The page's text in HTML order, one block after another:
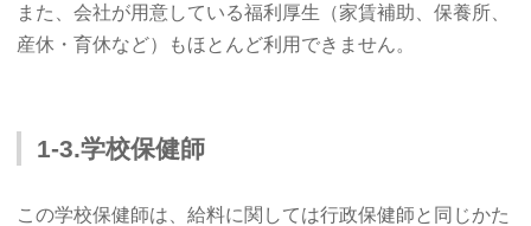
また、会社が用意している福利厚生（家賃補助、保養所、
産休・育休など）もほとんど利用できません。
1-3.学校保健師
この学校保健師は、給料に関しては行政保健師と同じかた